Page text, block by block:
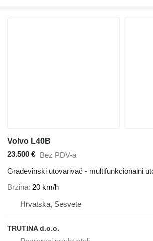
Volvo L40B
23.500 € Bez PDV-a
Građevinski utovarivač - multifunkcionalni
Brzina 20 km/h
Hrvatska, Sesvete
TRUTINA d.o.o.